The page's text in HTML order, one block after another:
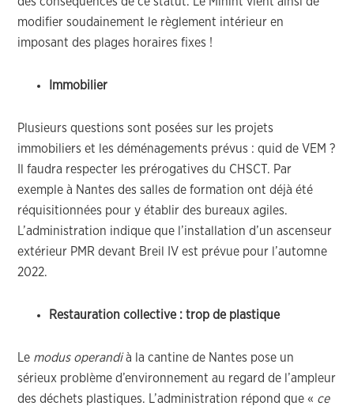
modifier soudainement le règlement intérieur en
imposant des plages horaires fixes !
Immobilier
Plusieurs questions sont posées sur les projets
immobiliers et les déménagements prévus : quid de VEM ?
Il faudra respecter les prérogatives du CHSCT. Par
exemple à Nantes des salles de formation ont déjà été
réquisitionnées pour y établir des bureaux agiles.
L’administration indique que l’installation d’un ascenseur
extérieur PMR devant Breil IV est prévue pour l’automne
2022.
Restauration collective : trop de plastique
Le modus operandià la cantine de Nantes pose un
sérieux problème d’environnement au regard de l’ampleur
des déchets plastiques. L’administration répond que « ce